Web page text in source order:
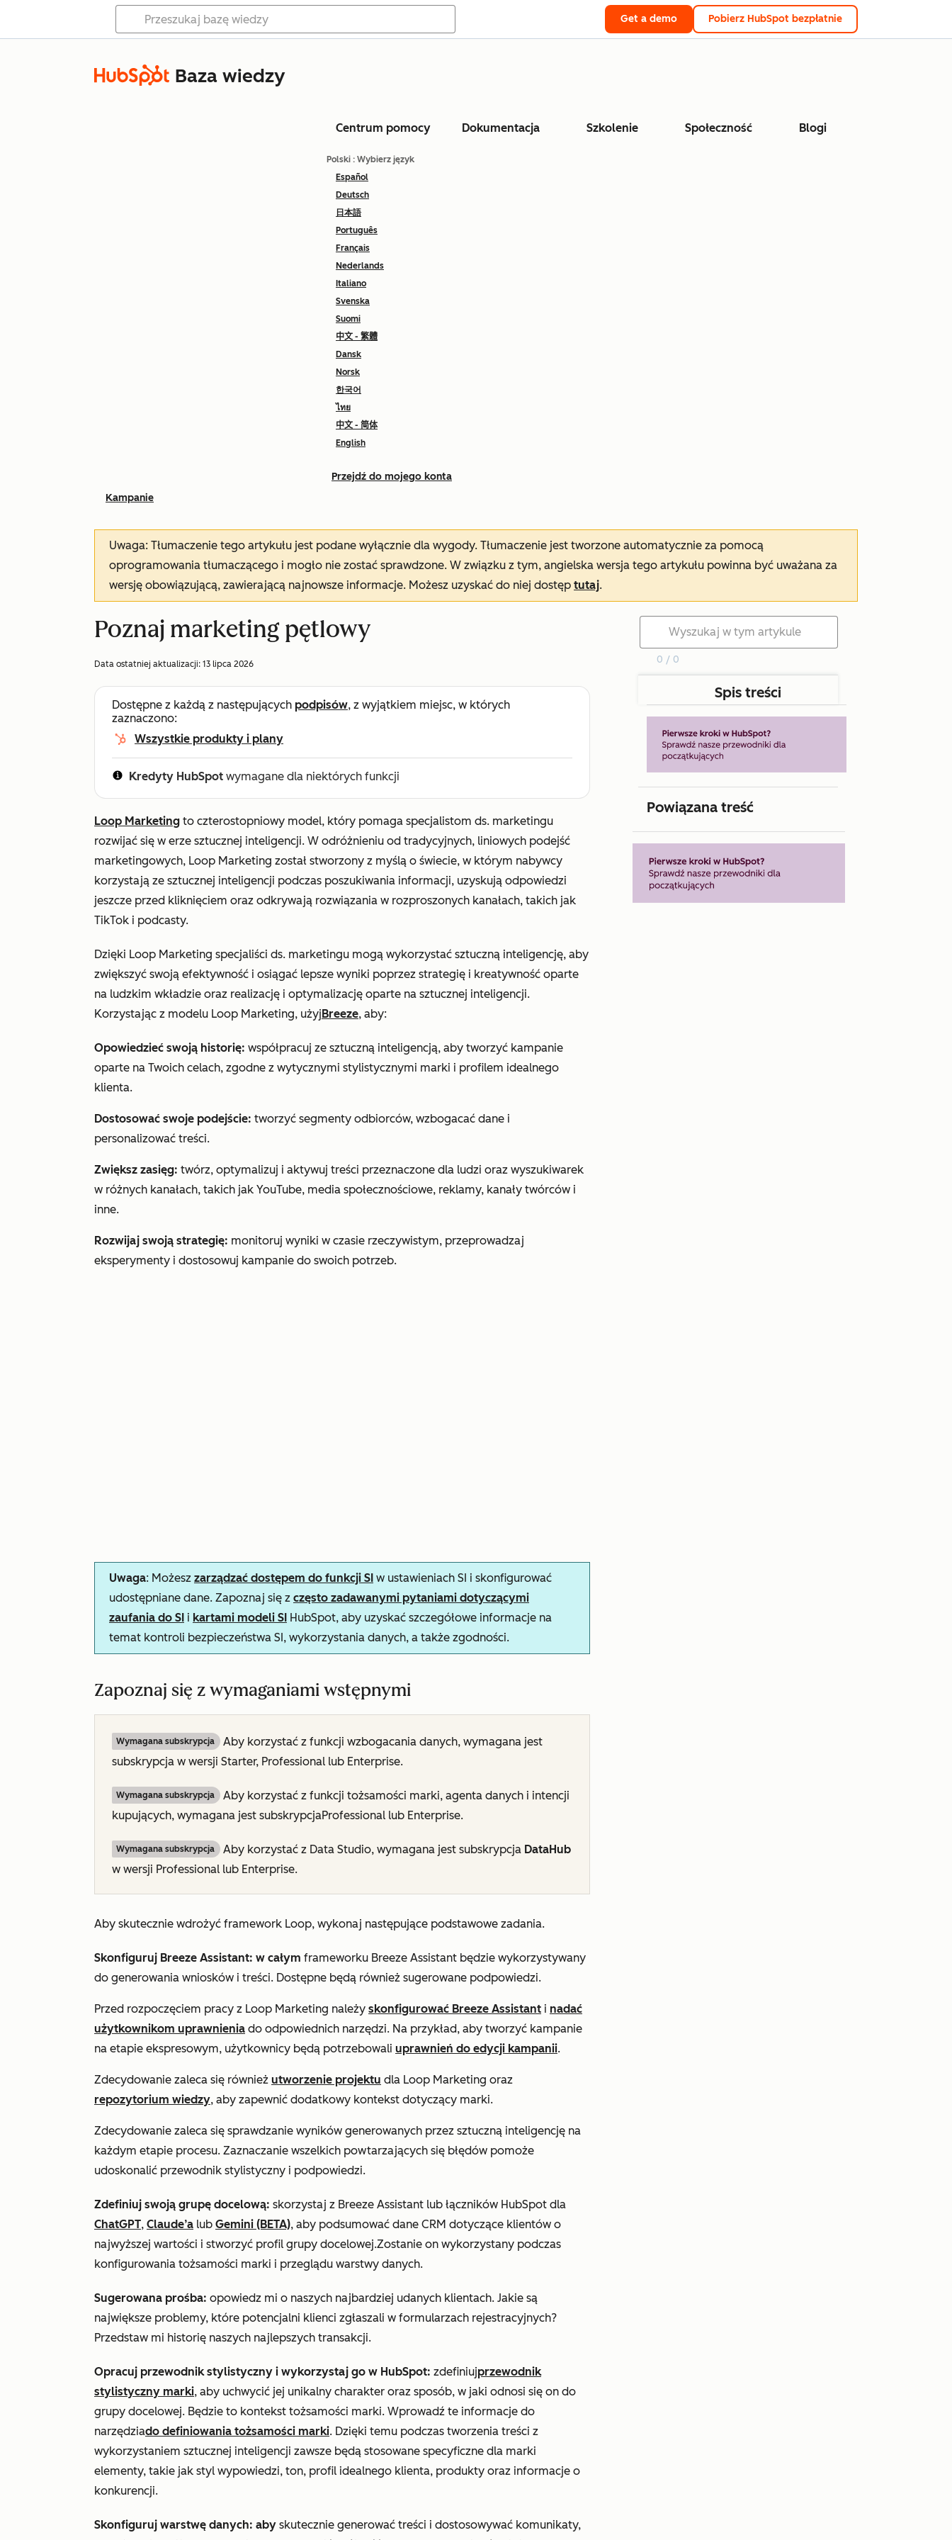
Get a demo Pobierz HubSpot bezpłatnie
Baza wiedzy
Centrum pomocy Dokumentacja Szkolenie Społeczność Blogi
Polski : Wybierz język
Español
Deutsch
日本語
Português
Français
Nederlands
Italiano
Svenska
Suomi
中文 - 繁體
Dansk
Norsk
한국어
ไทย
中文 - 简体
English
Przejdź do mojego konta
Kampanie
Uwaga: Tłumaczenie tego artykułu jest podane wyłącznie dla wygody. Tłumaczenie jest tworzone automatycznie za pomocą
oprogramowania tłumaczącego i mogło nie zostać sprawdzone. W związku z tym, angielska wersja tego artykułu powinna być uważana za
wersję obowiązującą, zawierającą najnowsze informacje. Możesz uzyskać do niej dostęp tutaj.
Poznaj marketing pętlowy
Data ostatniej aktualizacji: 13 lipca 2026
Dostępne z każdą z następujących podpisów, z wyjątkiem miejsc, w których
zaznaczono:
Wszystkie produkty i plany
Kredyty HubSpot wymagane dla niektórych funkcji
Loop Marketing to czterostopniowy model, który pomaga specjalistom ds. marketingu
rozwijać się w erze sztucznej inteligencji. W odróżnieniu od tradycyjnych, liniowych podejść
marketingowych, Loop Marketing został stworzony z myślą o świecie, w którym nabywcy
korzystają ze sztucznej inteligencji podczas poszukiwania informacji, uzyskują odpowiedzi
jeszcze przed kliknięciem oraz odkrywają rozwiązania w rozproszonych kanałach, takich jak
TikTok i podcasty.
Dzięki Loop Marketing specjaliści ds. marketingu mogą wykorzystać sztuczną inteligencję, aby
zwiększyć swoją efektywność i osiągać lepsze wyniki poprzez strategię i kreatywność oparte
na ludzkim wkładzie oraz realizację i optymalizację oparte na sztucznej inteligencji.
Korzystając z modelu Loop Marketing, użyjBreeze, aby:
Opowiedzieć swoją historię: współpracuj ze sztuczną inteligencją, aby tworzyć kampanie
oparte na Twoich celach, zgodne z wytycznymi stylistycznymi marki i profilem idealnego
klienta.
Dostosować swoje podejście: tworzyć segmenty odbiorców, wzbogacać dane i
personalizować treści.
Zwiększ zasięg: twórz, optymalizuj i aktywuj treści przeznaczone dla ludzi oraz wyszukiwarek
w różnych kanałach, takich jak YouTube, media społecznościowe, reklamy, kanały twórców i
inne.
Rozwijaj swoją strategię: monitoruj wyniki w czasie rzeczywistym, przeprowadzaj
eksperymenty i dostosowuj kampanie do swoich potrzeb.
Uwaga: Możesz zarządzać dostępem do funkcji SI w ustawieniach SI i skonfigurować
udostępniane dane. Zapoznaj się z często zadawanymi pytaniami dotyczącymi
zaufania do SI i kartami modeli SI HubSpot, aby uzyskać szczegółowe informacje na
temat kontroli bezpieczeństwa SI, wykorzystania danych, a także zgodności.
Zapoznaj się z wymaganiami wstępnymi
Wymagana subskrypcja
Aby korzystać z funkcji wzbogacania danych, wymagana jest
subskrypcja w wersji Starter, Professional lub Enterprise.
Wymagana subskrypcja
Aby korzystać z funkcji tożsamości marki, agenta danych i intencji
kupujących, wymagana jest subskrypcjaProfessional lub Enterprise.
Wymagana subskrypcja Aby korzystać z Data Studio, wymagana jest subskrypcja DataHub
w wersji Professional lub Enterprise.
Aby skutecznie wdrożyć framework Loop, wykonaj następujące podstawowe zadania.
Skonfiguruj Breeze Assistant: w całym frameworku Breeze Assistant będzie wykorzystywany
do generowania wniosków i treści. Dostępne będą również sugerowane podpowiedzi.
Przed rozpoczęciem pracy z Loop Marketing należy skonfigurować Breeze Assistant i nadać
użytkownikom uprawnienia do odpowiednich narzędzi. Na przykład, aby tworzyć kampanie
na etapie ekspresowym, użytkownicy będą potrzebowali uprawnień do edycji kampanii.
Zdecydowanie zaleca się również utworzenie projektu dla Loop Marketing oraz
repozytorium wiedzy, aby zapewnić dodatkowy kontekst dotyczący marki.
Zdecydowanie zaleca się sprawdzanie wyników generowanych przez sztuczną inteligencję na
każdym etapie procesu. Zaznaczanie wszelkich powtarzających się błędów pomoże
udoskonalić przewodnik stylistyczny i podpowiedzi.
Zdefiniuj swoją grupę docelową: skorzystaj z Breeze Assistant lub łączników HubSpot dla
ChatGPT, Claude’a lub Gemini (BETA), aby podsumować dane CRM dotyczące klientów o
najwyższej wartości i stworzyć profil grupy docelowej.Zostanie on wykorzystany podczas
konfigurowania tożsamości marki i przeglądu warstwy danych.
Sugerowana prośba: opowiedz mi o naszych najbardziej udanych klientach. Jakie są
największe problemy, które potencjalni klienci zgłaszali w formularzach rejestracyjnych?
Przedstaw mi historię naszych najlepszych transakcji.
Opracuj przewodnik stylistyczny i wykorzystaj go w HubSpot: zdefiniujprzewodnik
stylistyczny marki, aby uchwycić jej unikalny charakter oraz sposób, w jaki odnosi się on do
grupy docelowej. Będzie to kontekst tożsamości marki. Wprowadź te informacje do
narzędziado definiowania tożsamości marki. Dzięki temu podczas tworzenia treści z
wykorzystaniem sztucznej inteligencji zawsze będą stosowane specyficzne dla marki
elementy, takie jak styl wypowiedzi, ton, profil idealnego klienta, produkty oraz informacje o
konkurencji.
Skonfiguruj warstwę danych: aby skutecznie generować treści i dostosowywać komunikaty,
0 / 0
Spis treści
Powiązana treść